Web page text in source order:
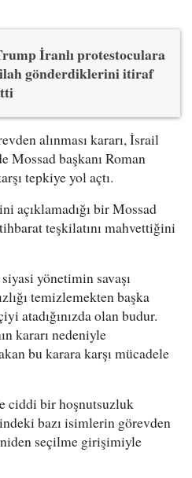
İranlı protestoculara
gönderdiklerini itiraf
alınması kararı, İsrail
Mossad başkanı Roman
tepkiye yol açtı.
açıklamadığı bir Mossad
teşkilatını mahvettiğini
yönetimin savaşı
temizlemekten başka
atadığınızda olan budur.
kararı nedeniyle
bu karara karşı mücadele
ciddi bir hoşnutsuzluk
bazı isimlerin görevden
seçilme girişimiyle